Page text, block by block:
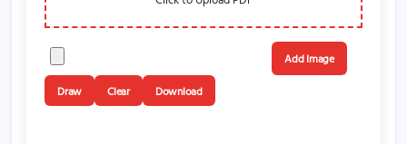
Add Image
Draw
Clear Download